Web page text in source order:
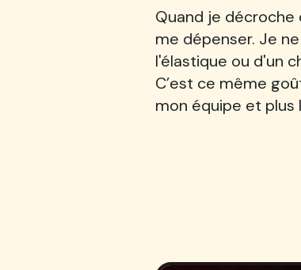
Quand je
me dépenser. Je
l'élastique ou d'un
C’est ce même
mon équipe et plus